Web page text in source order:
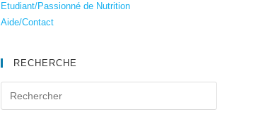
Etudiant/Passionné de Nutrition
Aide/Contact
RECHERCHE